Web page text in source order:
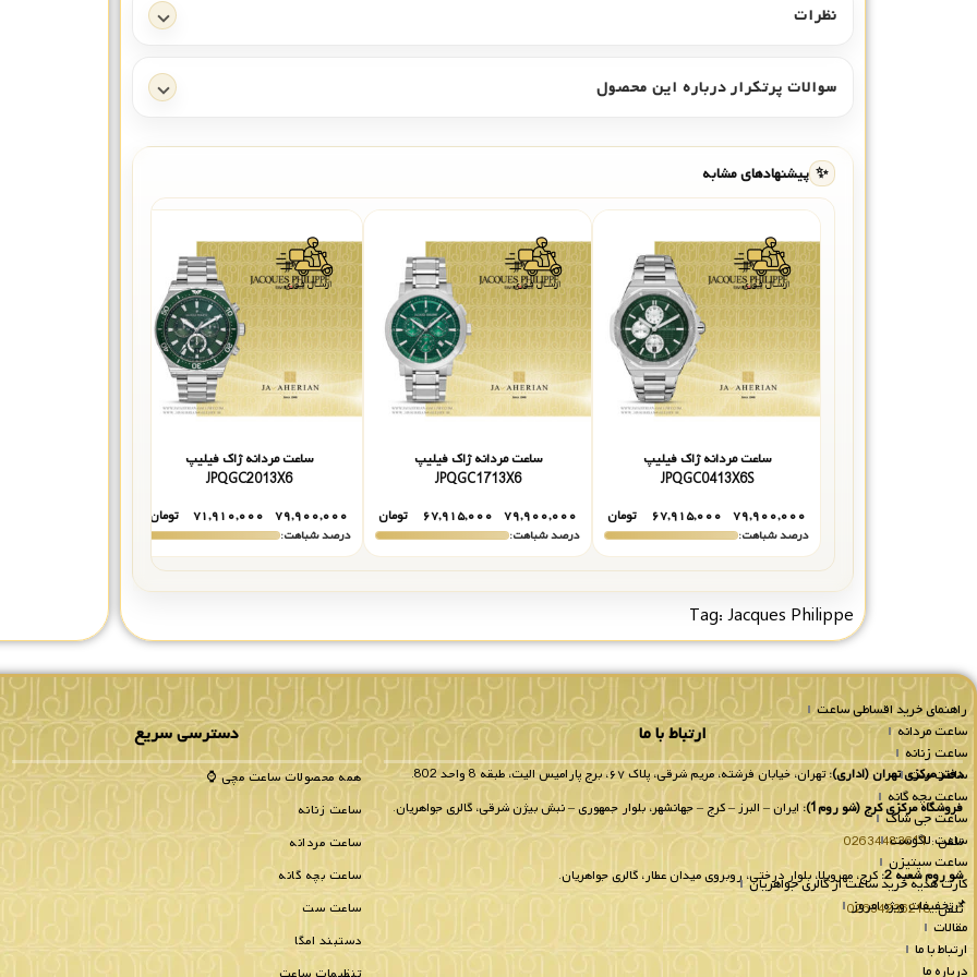
نظرات
سوالات پرتکرار درباره این محصول
✨ پیشنهادهای مشابه
ساعت مردانه ژاک فیلیپ
JPQGC0413X6S
۷۹,۹۰۰,۰۰۰ ۶۷,۹۱۵,۰۰۰
تومان
درصد شباهت:
ساعت مردانه ژاک فیلیپ
JPQGC1713X6
۷۹,۹۰۰,۰۰۰ ۶۷,۹۱۵,۰۰۰
تومان
درصد شباهت:
ساعت مردانه ژاک فیلیپ
JPQGC2013X6
۷۹,۹۰۰,۰۰۰ ۷۱,۹۱۰,۰۰۰
تومان
درصد شباهت:
Tag: Jacques Philippe
راهنمای خرید اقساطی ساعت
ساعت مردانه
ساعت زنانه
ساعت ست
ساعت بچه گانه
ساعت جی شاک
ساعت لاگوست
ساعت سیتیزن
کارت هدیه خرید ساعت از گالری جواهریان
📌تخفیفات ویژه امروز
مقالات
ارتباط با ما
درباره ما
ارتباط با ما
دفتر مرکزی تهران (اداری):تهران، خیابان فرشته، مریم شرقی، پلاک ۶۷، برج پارامیس الیت، طبقه 8 واحد 802.
فروشگاه مرکزی کرج (شو روم1):
ایران – البرز – کرج – جهانشهر، بلوار جمهوری – نبش بیژن شرقی، گالری جواهریان.
تلفن :02634483611
شو روم شعبه 2:
کرج، مهرویلا، بلوار درختی، روبروی میدان عطار، گالری جواهریان.
تلفن:02634236218
دسترسی سریع
همه محصولات ساعت مچی ⌚
ساعت زنانه
ساعت مردانه
ساعت بچه گانه
ساعت ست
دستبند امگا